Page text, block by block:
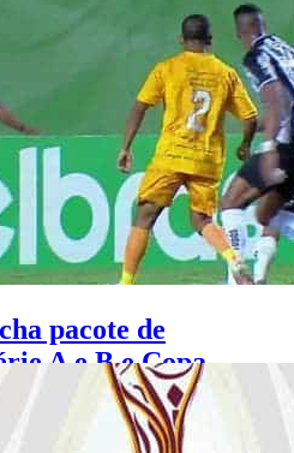
pacote de
A e B e Copa
Globo